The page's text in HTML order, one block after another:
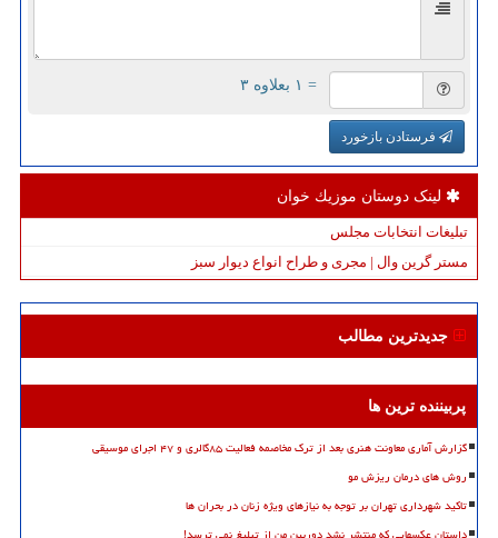
= ۱ بعلاوه ۳
فرستادن بازخورد
لینک دوستان موزیك خوان
تبلیغات انتخابات مجلس
مستر گرین وال | مجری و طراح انواع دیوار سبز
جدیدترین مطالب
پربیننده ترین ها
گزارش آماری معاونت هنری بعد از ترک مخاصمه فعالیت ۸۵گالری و ۴۷ اجرای موسیقی
روش های درمان ریزش مو
تاکید شهرداری تهران بر توجه به نیازهای ویژه زنان در بحران ها